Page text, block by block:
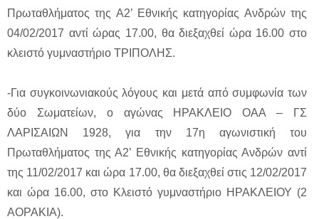
Πρωταθλήματος της Α2’ Εθνικής κατηγορίας Ανδρών της
04/02/2017 αντί ώρας 17.00, θα διεξαχθεί ώρα 16.00 στο
κλειστό γυμναστήριο ΤΡΙΠΟΛΗΣ.
-Για συγκοινωνιακούς λόγους και μετά από συμφωνία των
δύο Σωματείων, ο αγώνας ΗΡΑΚΛΕΙΟ ΟΑΑ – ΓΣ
ΛΑΡΙΣΑΙΩΝ 1928, για την 17η αγωνιστική του
Πρωταθλήματος της Α2’ Εθνικής κατηγορίας Ανδρών αντί
της 11/02/2017 και ώρα 17.00, θα διεξαχθεί στις 12/02/2017
και ώρα 16.00, στο Κλειστό γυμναστήριο ΗΡΑΚΛΕΙΟΥ (2
ΑΟΡΑΚΙΑ).